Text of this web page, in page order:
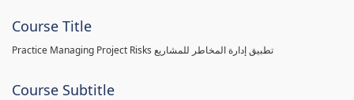
Course Title
Practice Managing Project Risks تطبيق إدارة المخاطر للمشاريع
Course Subtitle